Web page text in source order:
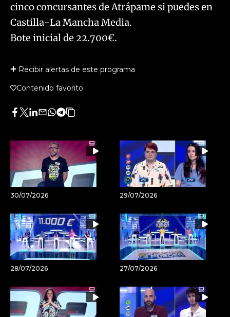
cinco concursantes de Atrápame si puedes en
Castilla-La Mancha Media.
Bote inicial de 22.700€.
Recibir alertas de este programa
Contenido favorito
Facebook
Twitter
LinkedIn
Enviar
Whatsapp
Telegram
Copiar
artículo
30/07/2026 29/07/2026
28/07/2026 27/07/2026